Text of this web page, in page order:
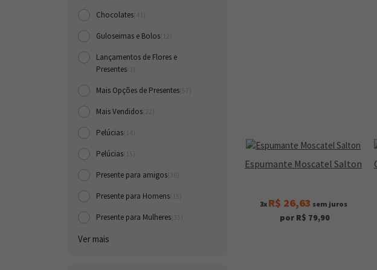
Chocolates
Guloseimas e Bolos
Lançamentos de Flores e
Presentes
Mais Opções de Presentes
Mais Vendidos
Pelúcias
Pelúcias
Presente para amigos
Presente para Homens
Presente para Mulheres
Ver mais
Espumante Moscatel Salton
3x R$ 26,63 sem juros
por R$ 79,90